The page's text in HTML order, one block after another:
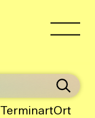
TerminartOrt